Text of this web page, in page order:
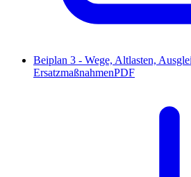
Beiplan 3 - Wege, Altlasten,
ErsatzmaßnahmenPDF